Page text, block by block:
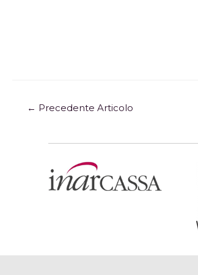
← Precedente Articolo